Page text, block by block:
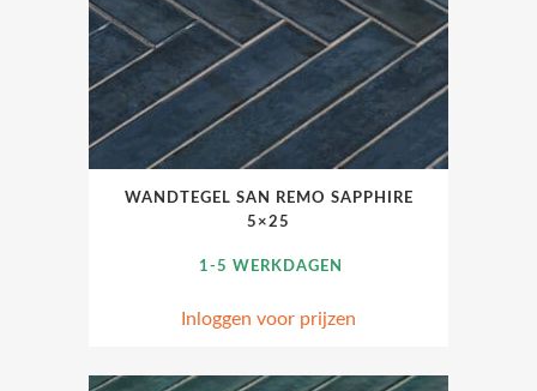
WANDTEGEL SAN REMO SAPPHIRE
5×25
1-5 WERKDAGEN
Inloggen voor prijzen